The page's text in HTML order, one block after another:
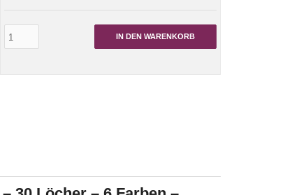
IN DEN WARENKORB